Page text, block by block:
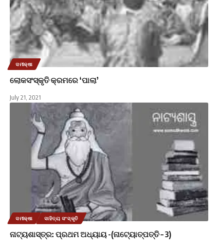
ସମୀକ୍ଷା
ଲୋକସଂସ୍କୃତି କ୍ରମରେ ‘ପାଲା’
July 21, 2021
ସମୀକ୍ଷା ସାହିତ୍ୟ ସଂସ୍କୃତି
ନାଟ୍ୟଶାସ୍ତ୍ର: ପ୍ରଥମ ଅଧ୍ୟାୟ -(ନାଟ୍ୟୋତ୍ପତ୍ତି – 3)